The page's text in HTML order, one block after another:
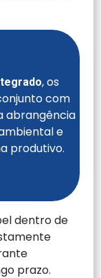
, os
com
abrangência
e
produtivo.
dentro de
prazo.